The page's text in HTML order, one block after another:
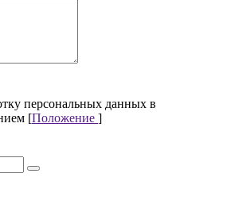
персональных данных в
[Положение ]